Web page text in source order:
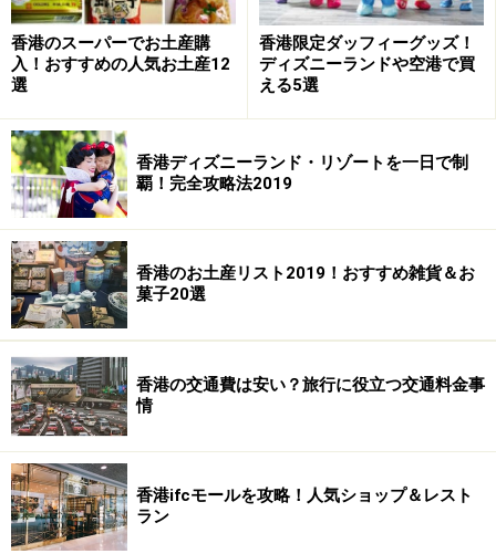
香港ドルの実勢レートは、香港での両替が最も有利とさ
れています。アジアの金融センター香港には世界各地か
ら観光客やビジネスマンが訪れるという土地柄、市内の
至るところに両替店が軒を連ねていますので、両替場所
に困るということもまずないでしょう。
香港の両替スポットとレート比較。
不便な場所の方がお得な傾向に！
香港のスーパーでお土産購
入！おすすめの人気お土産12
選
香港限定ダッフィーグッズ！
ディズニーランドや空港で買
える5選
香港ディズニーランド・リゾートを一日で制
覇！完全攻略法2019
香港のお土産リスト2019！おすすめ雑貨＆お
菓子20選
香港の交通費は安い？旅行に役立つ交通料金事
情
香港ifcモールを攻略！人気ショップ＆レスト
ラン